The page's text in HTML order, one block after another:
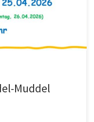
Signal: +49 176
Muddel